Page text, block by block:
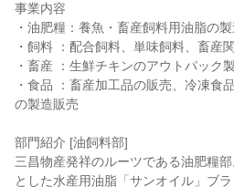
事業内容
・油肥糧：養魚・畜産飼料用油脂の
・飼料 ：配合飼料、単味飼料、畜産
・畜産 ：生鮮チキンのアウトパック
・食品 ：畜産加工品の販売、冷凍食
の製造販売
部門紹介 [油飼料部]
三昌物産発祥のルーツである油肥糧
とした水産用油脂「サンオイル」ブ